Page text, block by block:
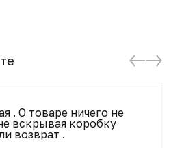
. О товаре ничего не
вскрывая коробку
возврат .